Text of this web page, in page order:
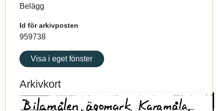
Belägg
Id för arkivposten
959738
Visa i eget fönster
Arkivkort